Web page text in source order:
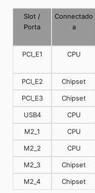
Slot /
Porta
Connectado
a
PCI_E1 CPU
PCI_E2 Chipset
PCI_E3 Chipset
USB4 CPU
M2_1 CPU
M2_2 CPU
M2_3 Chipset
M2_4 Chipset